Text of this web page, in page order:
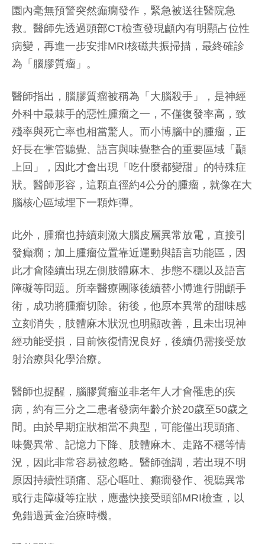
園內毫無預警突然癲癇發作，緊急被送往醫院急
救。醫師先透過頭部CT檢查發現顱內有明顯占位性
病變，再進一步安排MRI核磁共振掃描，最終確診
為「腦膠質瘤」。
醫師指出，腦膠質瘤被稱為「大腦殺手」，是神經
外科中最棘手的惡性腫瘤之一，不僅復發率高，致
殘率與死亡率也相當驚人。而小博腦中的腫瘤，正
好長在掌管聽覺、語言與味覺整合的重要區域「顳
上回」，因此才會出現「吃什麼都變甜」的特殊症
狀。醫師形容，這顆直徑約4公分的腫瘤，就像在大
腦核心區域埋下一顆炸彈。
此外，腫瘤也持續刺激大腦皮層異常放電，直接引
發癲癇；加上腫瘤位置靠近運動與語言功能區，因
此才會陸續出現左側肢體麻木、步態不穩以及語言
障礙等問題。所幸醫療團隊後續替小博進行開顱手
術，成功將腫瘤切除。術後，他原本異常的甜味感
立刻消失，肢體麻木狀況也明顯改善，且未出現神
經功能受損，目前恢復情況良好，後續仍需接受放
射治療與化學治療。
醫師也提醒，腦膠質瘤並非老年人才會罹患的疾
病，約有三分之二患者發病年齡介於20歲至50歲之
間。由於早期症狀相當不典型，可能僅出現頭痛、
味覺異常、記憶力下降、肢體麻木、走路不穩等情
況，因此非常容易被忽略。醫師強調，若出現不明
原因持續性頭痛、惡心嘔吐、癲癇發作、視聽異常
或行走障礙等症狀，應盡快接受頭部MRI檢查，以
免錯過黃金治療時機。